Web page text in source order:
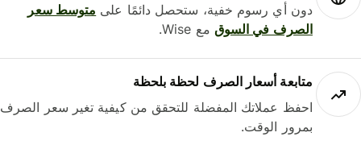
دون أي رسوم خفية، ستحصل دائمًا علىمتوسط ​​سعر
الصرف في السوقمع Wise.
متابعة أسعار الصرف لحظة بلحظة
احفظ عملاتك المفضلة للتحقق من كيفية تغير سعر الصرف
بمرور الوقت.